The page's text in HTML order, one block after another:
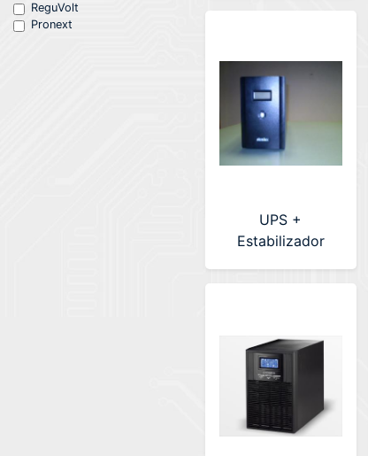
ReguVolt
Pronext
UPS +
Estabilizador